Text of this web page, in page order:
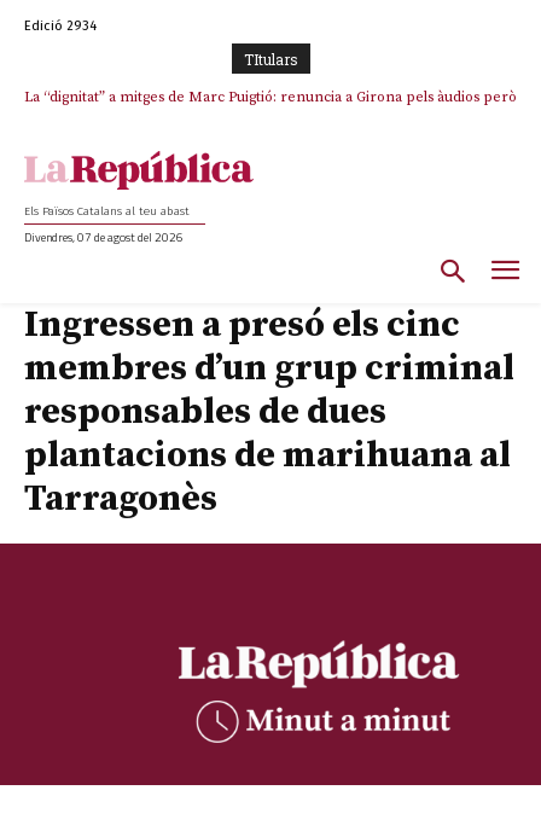
Edició 2934
TItulars
La “dignitat” a mitges de Marc Puigtió: renuncia a Girona pels àudios però
Junts exigeix que Catalunya quedi “fora” del repartiment dels menors
Els Països Catalans al teu abast
Divendres, 07 de agost del 2026
Ingressen a presó els cinc
membres d’un grup criminal
responsables de dues
plantacions de marihuana al
Tarragonès